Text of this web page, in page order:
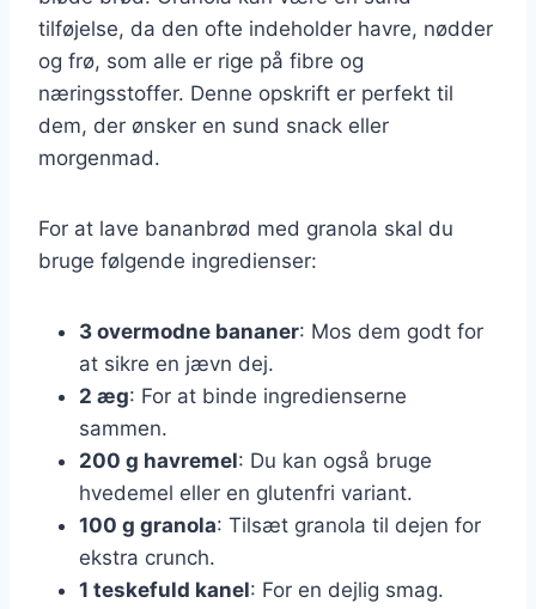
tilføjelse, da den ofte indeholder havre, nødder
og frø, som alle er rige på fibre og
næringsstoffer. Denne opskrift er perfekt til
dem, der ønsker en sund snack eller
morgenmad.
For at lave bananbrød med granola skal du
bruge følgende ingredienser:
3 overmodne bananer: Mos dem godt for
at sikre en jævn dej.
2 æg: For at binde ingredienserne
sammen.
200 g havremel: Du kan også bruge
hvedemel eller en glutenfri variant.
100 g granola: Tilsæt granola til dejen for
ekstra crunch.
1 teskefuld kanel: For en dejlig smag.